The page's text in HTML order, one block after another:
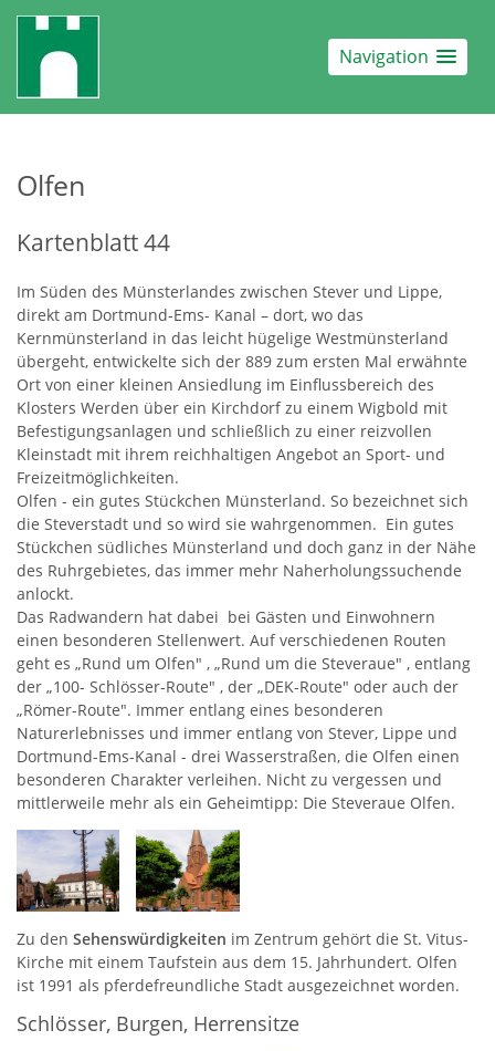
Navigation
Olfen
Kartenblatt 44
Im Süden des Münsterlandes zwischen Stever und Lippe,
direkt am Dortmund-Ems- Kanal – dort, wo das
Kernmünsterland in das leicht hügelige Westmünsterland
übergeht, entwickelte sich der 889 zum ersten Mal erwähnte
Ort von einer kleinen Ansiedlung im Einflussbereich des
Klosters Werden über ein Kirchdorf zu einem Wigbold mit
Befestigungsanlagen und schließlich zu einer reizvollen
Kleinstadt mit ihrem reichhaltigen Angebot an Sport- und
Freizeitmöglichkeiten.
Olfen - ein gutes Stückchen Münsterland. So bezeichnet sich
die Steverstadt und so wird sie wahrgenommen. Ein gutes
Stückchen südliches Münsterland und doch ganz in der Nähe
des Ruhrgebietes, das immer mehr Naherholungssuchende
anlockt.
Das Radwandern hat dabei bei Gästen und Einwohnern
einen besonderen Stellenwert. Auf verschiedenen Routen
geht es „Rund um Olfen" , „Rund um die Steveraue" , entlang
der „100- Schlösser-Route" , der „DEK-Route" oder auch der
„Römer-Route". Immer entlang eines besonderen
Naturerlebnisses und immer entlang von Stever, Lippe und
Dortmund-Ems-Kanal - drei Wasserstraßen, die Olfen einen
besonderen Charakter verleihen. Nicht zu vergessen und
mittlerweile mehr als ein Geheimtipp: Die Steveraue Olfen.
Zu den Sehenswürdigkeiten im Zentrum gehört die St. Vitus-
Kirche mit einem Taufstein aus dem 15. Jahrhundert. Olfen
ist 1991 als pferdefreundliche Stadt ausgezeichnet worden.
Schlösser, Burgen, Herrensitze